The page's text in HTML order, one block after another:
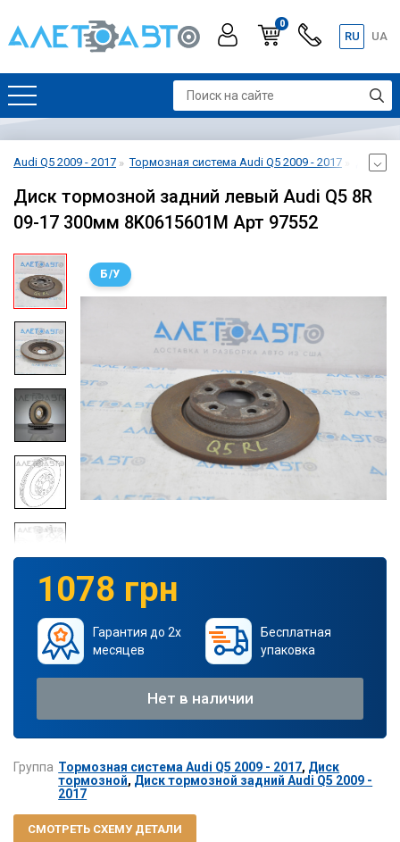
0
RU UA
Audi Q5 2009 - 2017 Тормозная система Audi Q5 2009 - 2017 Диск
Диск тормозной задний левый Audi Q5 8R
09-17 300мм 8K0615601M Арт 97552
Б/У
1078 грн
Гарантия до 2х
месяцев
Бесплатная
упаковка
Нет в наличии
Группа Тормозная система Audi Q5 2009 - 2017, Диск
тормозной, Диск тормозной задний Audi Q5 2009 -
2017
СМОТРЕТЬ СХЕМУ ДЕТАЛИ